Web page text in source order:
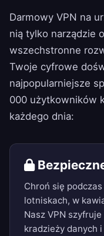
Darmowy VPN na
nią tylko narządzie
wszechstronne
Twoje cyfrowe
najpopularniejsze
000 użytkowników
każdego dnia:
Chroń się
lotniskach, w
Nasz VPN
kradzieży danych i